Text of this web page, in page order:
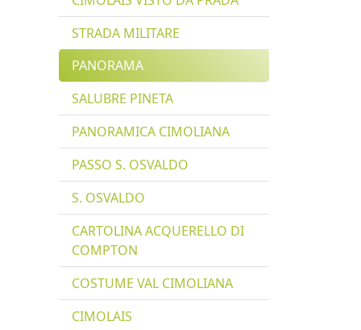
STRADA MILITARE
PANORAMA
SALUBRE PINETA
PANORAMICA CIMOLIANA
PASSO S. OSVALDO
S. OSVALDO
CARTOLINA ACQUERELLO DI
COMPTON
COSTUME VAL CIMOLIANA
CIMOLAIS